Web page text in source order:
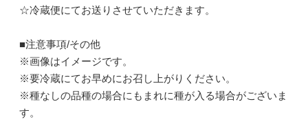
☆冷蔵便にてお送りさせていただきます。
■注意事項/その他
※画像はイメージです。
※要冷蔵にてお早めにお召し上がりください。
※種なしの品種の場合にもまれに種が入る場合がございま
す。